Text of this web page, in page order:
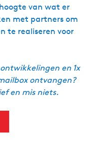
van wat er
met partners om
te realiseren voor
en 1x
ontvangen?
en mis niets.